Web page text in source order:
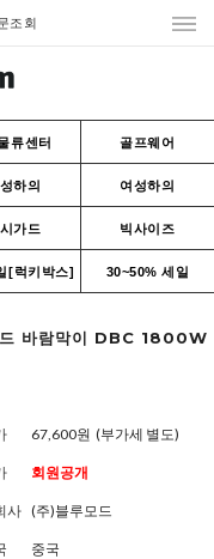
조회
류센터 골프웨어
하의 여성하의
가드 빅사이즈
[럭키박스] 30~50% 세일
드 바람막이 DBC 1800W
67,600원 (부가세 별도)
회원공개
사 (주)블루모드
중국